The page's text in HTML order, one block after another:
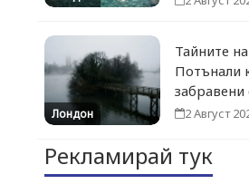
Лондон
Тайните
Потънали
2 Август
Рекламирай тук